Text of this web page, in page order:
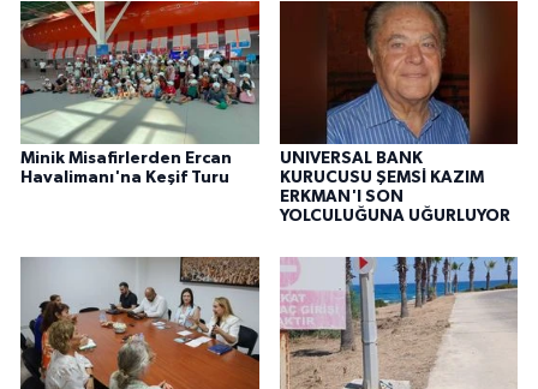
Minik Misafirlerden Ercan
Havalimanı'na Keşif Turu
UNIVERSAL BANK
KURUCUSU ŞEMSİ KAZIM
ERKMAN'I SON
YOLCULUĞUNA UĞURLUYOR